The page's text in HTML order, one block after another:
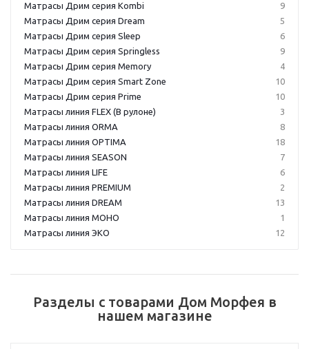
Матрасы Дрим серия Kombi
9
Матрасы Дрим серия Dream
5
Матрасы Дрим серия Sleep
6
Матрасы Дрим серия Springless
9
Матрасы Дрим серия Memory
4
Матрасы Дрим серия Smart Zone
10
Матрасы Дрим серия Prime
10
Матрасы линия FLEX (В рулоне)
3
Матрасы линия ORMA
8
Матрасы линия OPTIMA
18
Матрасы линия SEASON
7
Матрасы линия LIFE
6
Матрасы линия PREMIUM
2
Матрасы линия DREAM
13
Матрасы линия МОНО
1
Матрасы линия ЭКО
12
Разделы с товарами Дом Морфея в
нашем магазине